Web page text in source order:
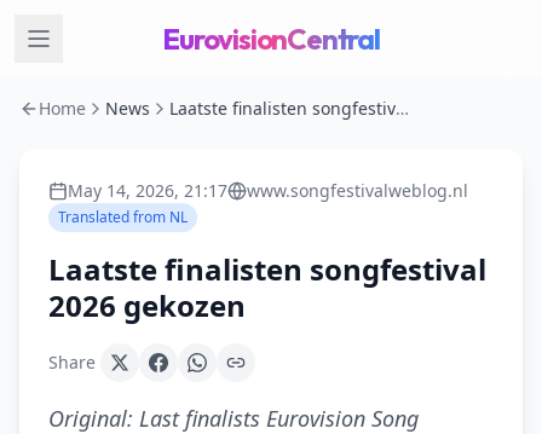
EurovisionCentral
Home News Laatste finalisten songfestival 2026 gekozen
May 14, 2026, 21:17 www.songfestivalweblog.nl
Translated from NL
Laatste finalisten songfestival
2026 gekozen
Share
Original: Last finalists Eurovision Song